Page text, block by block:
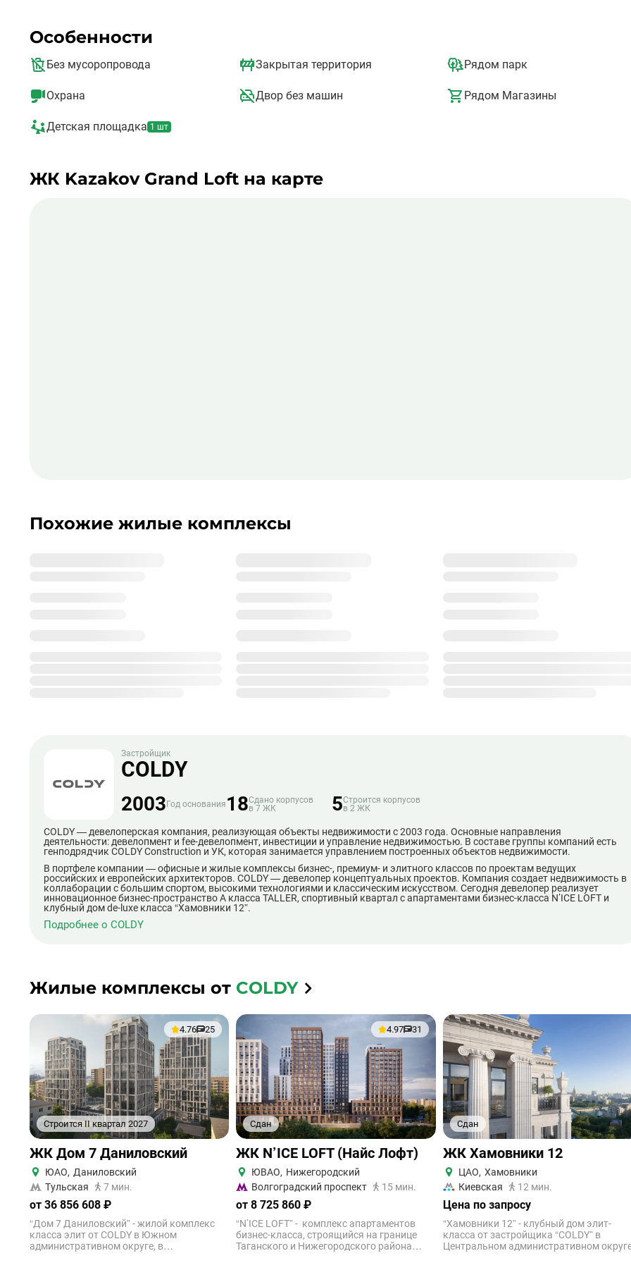
Особенности
Без мусоропровода Закрытая территория Рядом парк
Охрана Двор без машин Рядом Магазины
Детская площадка 1 шт
ЖК Kazakov Grand Loft на карте
Похожие жилые комплексы
Застройщик
COLDY
2003 Год основания 18Сдано корпусов
в 7 ЖК
5Строится корпусов
в 2 ЖК
COLDY — девелоперская компания, реализующая объекты недвижимости с 2003 года. Основные направления
деятельности: девелопмент и fee-девелопмент, инвестиции и управление недвижимостью. В составе группы компаний есть
генподрядчик COLDY Construction и УК, которая занимается управлением построенных объектов недвижимости.
В портфеле компании — офисные и жилые комплексы бизнес-, премиум- и элитного классов по проектам ведущих
российских и европейских архитекторов. COLDY — девелопер концептуальных проектов. Компания создает недвижимость в
коллаборации с большим спортом, высокими технологиями и классическим искусством. Сегодня девелопер реализует
инновационное бизнес-пространство А класса TALLER, спортивный квартал с апартаментами бизнес-класса N’ICE LOFT и
клубный дом de-luxe класса “Хамовники 12”.
Подробнее о COLDY
Жилые комплексы от COLDY
Строится II квартал 2027
4.76 25
ЖК Дом 7 Даниловский
ЮАО, Даниловский
Тульская
7 мин.
от 36 856 608 ₽
“Дом 7 Даниловский” - жилой комплекс
класса элит от COLDY в Южном
административном округе, в
Сдан
4.97 31
ЖК N’ICE LOFT (Найс Лофт)
ЮВАО, Нижегородский
Волгоградский проспект
15 мин.
от 8 725 860 ₽
“N’ICE LOFT” - комплекс апартаментов
бизнес-класса, строящийся на границе
Таганского и Нижегородского района
Сдан
ЖК Хамовники 12
ЦАО, Хамовники
Киевская
12 мин.
Цена по запросу
“Хамовники 12” - клубный дом элит-
класса от застройщика “COLDY” в
Центральном административном